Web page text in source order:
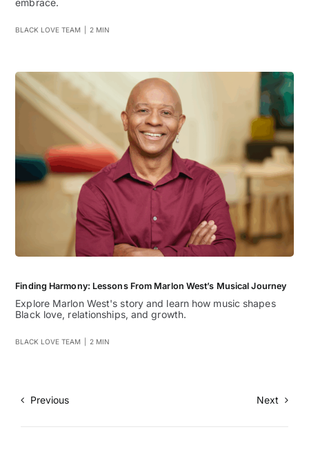
embrace.
BLACK LOVE TEAM 2 MIN
Finding Harmony: Lessons From Marlon West’s Musical Journey
Explore Marlon West's story and learn how music shapes
Black love, relationships, and growth.
BLACK LOVE TEAM 2 MIN
Previous Next